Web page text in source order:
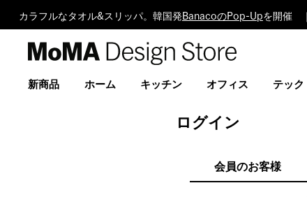
カラフルなタオル&スリッパ。韓国発 BanacoのPop-Upを開催
Design
新商品 ホーム キッチン オフィス テック
ログイン
会員のお客様